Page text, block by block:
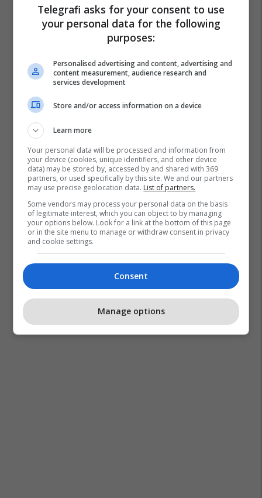
Benedict Cumberbatch
Telegrafi asks for your consent to use
your personal data for the following
purposes:
Personalised advertising and content, advertising and
content measurement, audience research and
services development
Store and/or access information on a device
Learn more
Your personal data will be processed and information from
your device (cookies, unique identifiers, and other device
data) may be stored by, accessed by and shared with 369
partners, or used specifically by this site. We and our partners
may use precise geolocation data. List of partners.
Some vendors may process your personal data on the basis
of legitimate interest, which you can object to by managing
your options below. Look for a link at the bottom of this page
or in the site menu to manage or withdraw consent in privacy
and cookie settings.
Consent
Manage options